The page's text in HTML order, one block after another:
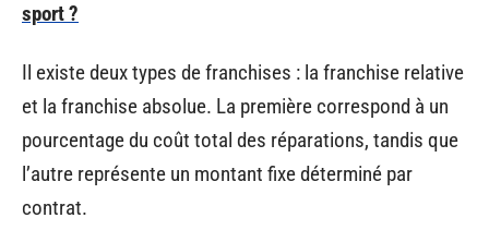
sport ?
Il existe deux types de franchises : la franchise relative
et la franchise absolue. La première correspond à un
pourcentage du coût total des réparations, tandis que
l’autre représente un montant fixe déterminé par
contrat.